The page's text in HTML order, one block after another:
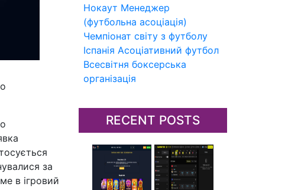
Нокаут Менеджер
(футбольна асоціація)
Чемпіонат світу з футболу
Іспанія Асоціативний футбол
Всесвітня боксерська
організація
RECENT POSTS
за
в ігровий